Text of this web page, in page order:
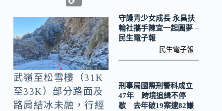
b
o
o
k
o
p
y
Li
n
k
武嶺至松雪樓（31K
至33K）部分路面及
路肩結冰未融，行經
守護青少女成長 永昌扶
輪社攜手陳宜一起圓夢 –
民生電子報
民生電子報
刑事局國際刑警科成立
47年 跨境追緝不停
歇 去年破19案逮82嫌